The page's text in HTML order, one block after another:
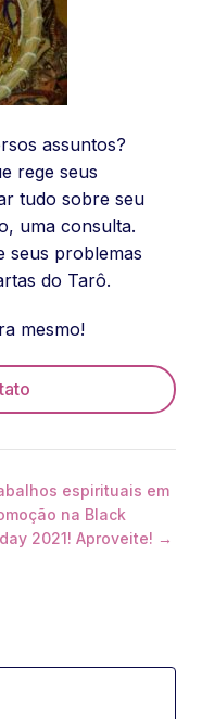
assuntos?
rege seus
tudo sobre seu
uma consulta.
seus problemas
do Tarô.
mesmo!
espirituais em
na Black
2021! Aproveite! →